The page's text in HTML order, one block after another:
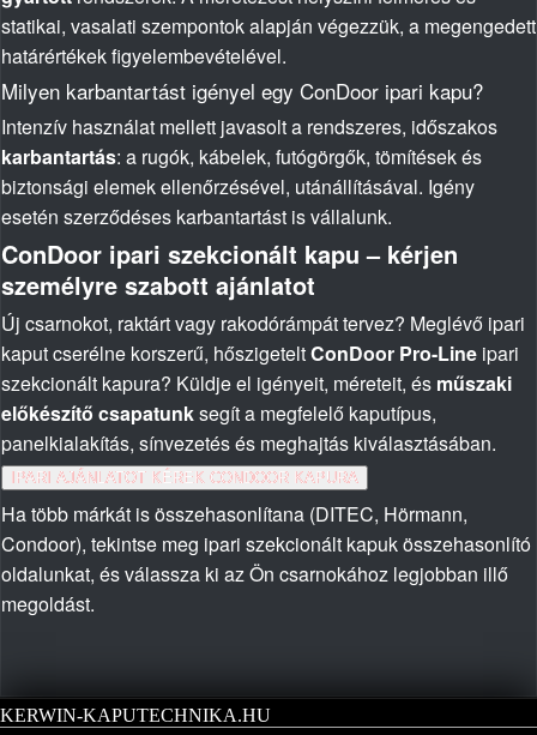
statikai, vasalati szempontok alapján végezzük, a megengedett
határértékek figyelembevételével.
Milyen karbantartást igényel egy ConDoor ipari kapu?
Intenzív használat mellett javasolt a rendszeres, időszakos
karbantartás: a rugók, kábelek, futógörgők, tömítések és
biztonsági elemek ellenőrzésével, utánállításával. Igény
esetén szerződéses karbantartást is vállalunk.
ConDoor ipari szekcionált kapu – kérjen
személyre szabott ajánlatot
Új csarnokot, raktárt vagy rakodórámpát tervez? Meglévő ipari
kaput cserélne korszerű, hőszigeteltConDoor Pro-Line ipari
szekcionált kapura? Küldje el igényeit, méreteit, és műszaki
előkészítő csapatunksegít a megfelelő kaputípus,
panelkialakítás, sínvezetés és meghajtás kiválasztásában.
IPARI AJÁNLATOT KÉREK CONDOOR KAPURA
Ha több márkát is összehasonlítana (DITEC, Hörmann,
Condoor), tekintse meg ipari szekcionált kapuk összehasonlító
oldalunkat, és válassza ki az Ön csarnokához legjobban illő
megoldást.
KERWIN-KAPUTECHNIKA.HU